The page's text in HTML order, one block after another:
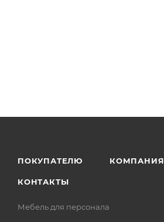
ПОКУПАТЕЛЮ КОМПАНИЯ
КОНТАКТЫ
Мебель для персонала